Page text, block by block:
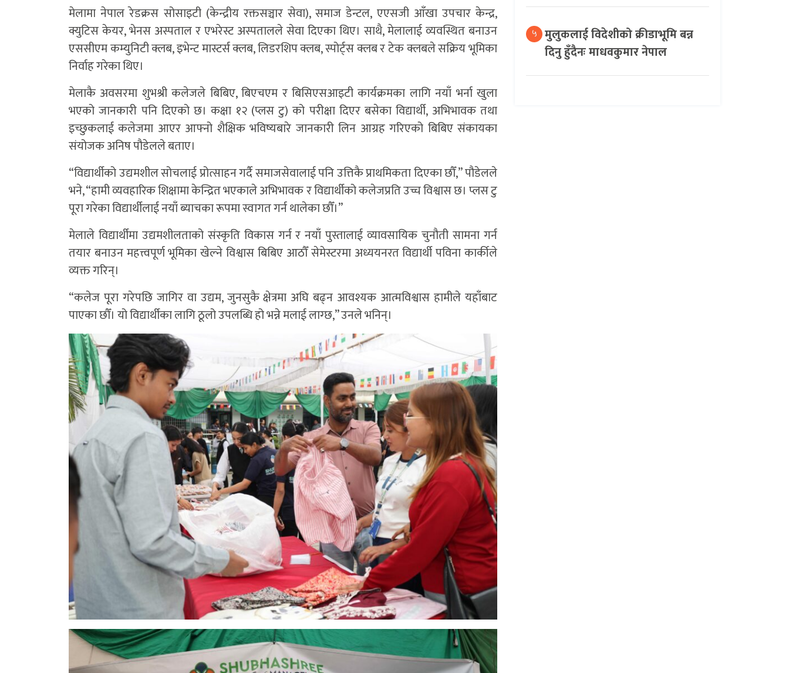
मेलामा नेपाल रेडक्रस सोसाइटी (केन्द्रीय रक्तसञ्चार सेवा), समाज डेन्टल, एएसजी आँखा उपचार केन्द्र,
क्युटिस केयर, भेनस अस्पताल र एभरेस्ट अस्पतालले सेवा दिएका थिए। साथै, मेलालाई व्यवस्थित बनाउन
एससीएम कम्युनिटी क्लब, इभेन्ट मास्टर्स क्लब, लिडरशिप क्लब, स्पोर्ट्स क्लब र टेक क्लबले सक्रिय भूमिका
निर्वाह गरेका थिए।
मेलाकै अवसरमा शुभश्री कलेजले बिबिए, बिएचएम र बिसिएसआइटी कार्यक्रमका लागि नयाँ भर्ना खुला
भएको जानकारी पनि दिएको छ। कक्षा १२ (प्लस टु) को परीक्षा दिएर बसेका विद्यार्थी, अभिभावक तथा
इच्छुकलाई कलेजमा आएर आफ्नो शैक्षिक भविष्यबारे जानकारी लिन आग्रह गरिएको बिबिए संकायका
संयोजक अनिष पौडेलले बताए।
“विद्यार्थीको उद्यमशील सोचलाई प्रोत्साहन गर्दै समाजसेवालाई पनि उत्तिकै प्राथमिकता दिएका छौँ,” पौडेलले
भने, “हामी व्यवहारिक शिक्षामा केन्द्रित भएकाले अभिभावक र विद्यार्थीको कलेजप्रति उच्च विश्वास छ। प्लस टु
पूरा गरेका विद्यार्थीलाई नयाँ ब्याचका रूपमा स्वागत गर्न थालेका छौँ।”
मेलाले विद्यार्थीमा उद्यमशीलताको संस्कृति विकास गर्न र नयाँ पुस्तालाई व्यावसायिक चुनौती सामना गर्न
तयार बनाउन महत्त्वपूर्ण भूमिका खेल्ने विश्वास बिबिए आठौँ सेमेस्टरमा अध्ययनरत विद्यार्थी पविना कार्कीले
व्यक्त गरिन्।
“कलेज पूरा गरेपछि जागिर वा उद्यम, जुनसुकै क्षेत्रमा अघि बढ्न आवश्यक आत्मविश्वास हामीले यहाँबाट
पाएका छौँ। यो विद्यार्थीका लागि ठूलो उपलब्धि हो भन्ने मलाई लाग्छ,” उनले भनिन्।
५ मुलुकलाई विदेशीको क्रीडाभूमि बन्न
दिनु हुँदैनः माधवकुमार नेपाल